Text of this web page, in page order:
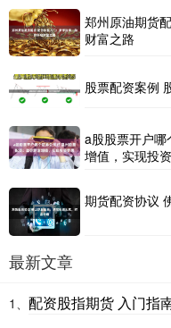
郑州原油期货
财富之路
股票配资案例
a股股票开户哪
增值，实现投
期货配资协议
最新文章
1、 配资股指期货 入门指